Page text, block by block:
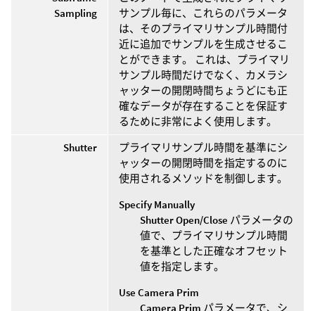
Sampling
サンプル毎に、これらのパラメータ
は、そのプライマリサンプル時間付
近に追加でサンプルを生成させるこ
とができます。 これは、プライマリ
サンプル時間だけでなく、カメラシ
ャッターの開閉時間ちょうどにも正
確なデータが存在することを保証す
るために非常によく使用します。
Shutter
プライマリサンプル時間を基準にシ
ャッターの開閉時間を指定するのに
使用されるメソッドを制御します。
Specify Manually
Shutter Open/Close パラメータの
値で、プライマリサンプル時間
を基準とした正確なオフセット
値を指定します。
Use Camera Prim
Camera Prim パラメータで、シ